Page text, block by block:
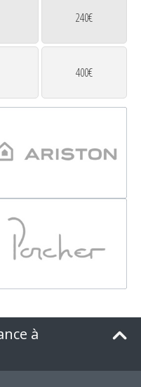
240€
400€
à